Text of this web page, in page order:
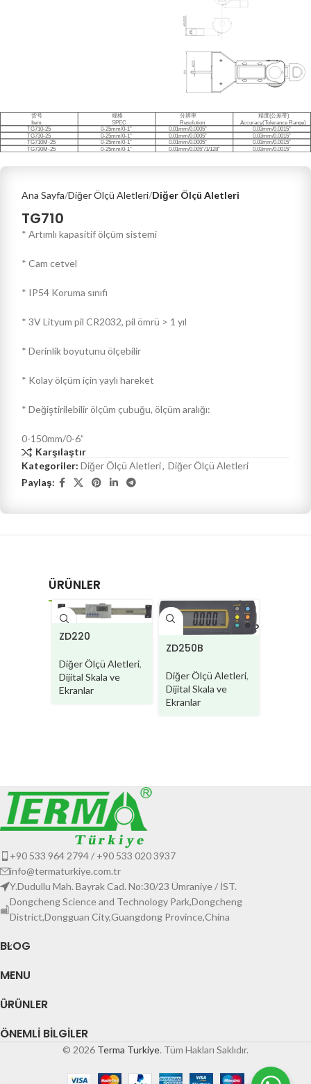
Ana Sayfa Diğer Ölçü Aletleri Diğer Ölçü Aletleri
TG710
* Artımlı kapasitif ölçüm sistemi
* Cam cetvel
* IP54 Koruma sınıfı
* 3V Lityum pil CR2032, pil ömrü > 1 yıl
* Derinlik boyutunu ölçebilir
* Kolay ölçüm için yaylı hareket
* Değiştirilebilir ölçüm çubuğu, ölçüm aralığı:
0-150mm/0-6”
Karşılaştır
Kategoriler: Diğer Ölçü Aletleri, Diğer Ölçü Aletleri
Paylaş:
ÜRÜNLER
ZD220
Diğer Ölçü Aletleri,
Dijital Skala ve
Ekranlar
ZD250B
Diğer Ölçü Aletleri,
Dijital Skala ve
Ekranlar
+90 533 964 2794 / +90 533 020 3937
info@termaturkiye.com.tr
Y.Dudullu Mah. Bayrak Cad. No:30/23 Ümraniye / İST.
Dongcheng Science and Technology Park,Dongcheng
District,Dongguan City,Guangdong Province,China
BLOG
MENU
ÜRÜNLER
ÖNEMLI BILGILER
© 2026 Terma Turkiye. Tüm Hakları Saklıdır.